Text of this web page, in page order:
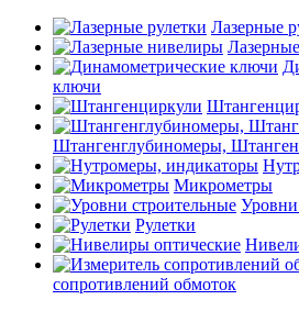
Лазерные
ключи
Штангенглубиномеры,
Микрометры
Уровни
Рулетки
сопротивлений обмоток